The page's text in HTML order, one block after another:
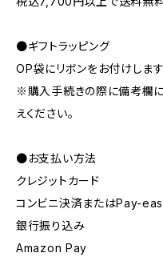
●ギフトラッピング
OP袋にリボンをお付けします
※購入手続きの際に備考欄に
えください。
●お支払い方法
クレジットカード
コンビニ決済またはPay-
銀行振り込み
Amazon Pay